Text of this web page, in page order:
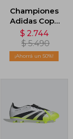
Championes
Adidas Copa
Pure 2 League
Terreno Firme
- Multicolor
$ 2.744
$ 5.490
50